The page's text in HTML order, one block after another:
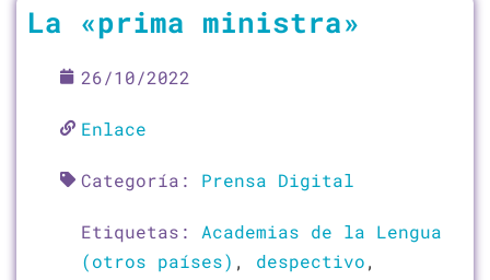
La «prima ministra»
26/10/2022
Enlace
Categoría: Prensa Digital
Etiquetas: Academias de la Lengua
(otros países) , despectivo,